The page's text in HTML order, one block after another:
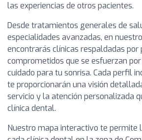
las experiencias de otros pacientes.
Desde tratamientos generales de
especialidades avanzadas, en
encontrarás clínicas respaldadas por
comprometidos que se esfuerzan
cuidado para tu sonrisa. Cada perfil
te proporcionarán una visión
servicio y la atención personalizada
clínica dental.
Nuestro mapa interactivo te permite